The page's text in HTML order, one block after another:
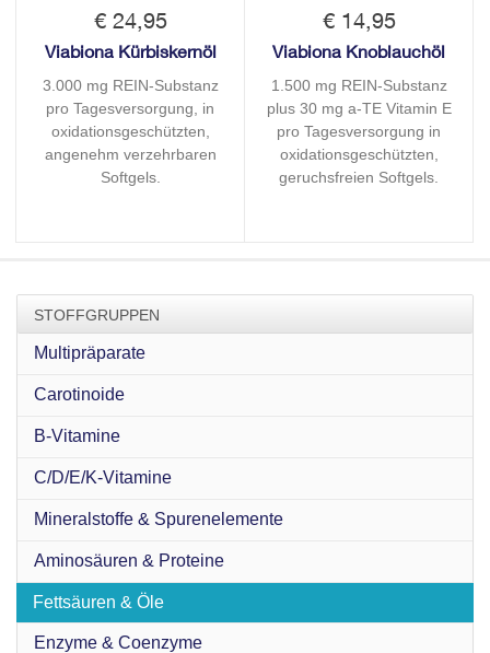
€ 24,95
Viabiona Kürbiskernöl
3.000 mg REIN-Substanz
pro Tagesversorgung, in
oxidationsgeschützten,
angenehm verzehrbaren
Softgels.
€ 14,95
Viabiona Knoblauchöl
1.500 mg REIN-Substanz
plus 30 mg a-TE Vitamin E
pro Tagesversorgung in
oxidationsgeschützten,
geruchsfreien Softgels.
STOFFGRUPPEN
Multipräparate
Carotinoide
B-Vitamine
C/D/E/K-Vitamine
Mineralstoffe & Spurenelemente
Aminosäuren & Proteine
Fettsäuren & Öle
Enzyme & Coenzyme